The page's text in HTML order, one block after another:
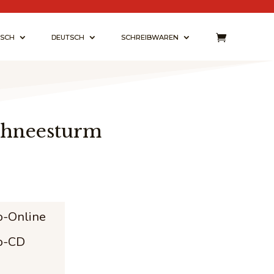
DEUTSCH SCHREIBWAREN
€
Online
CD